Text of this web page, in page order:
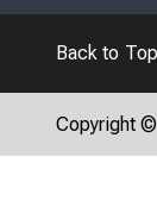
Back to Top
Copyright